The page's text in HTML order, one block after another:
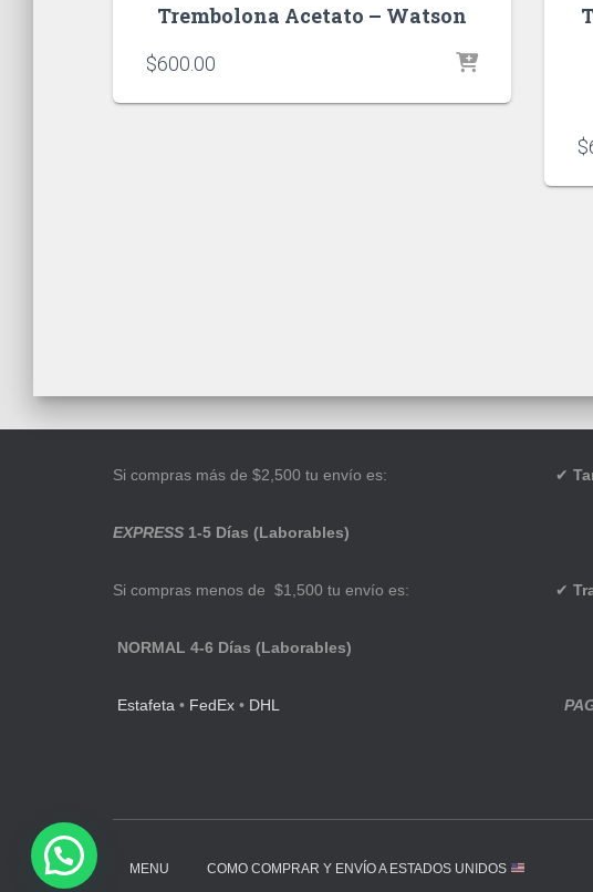
Trembolona Acetato – Watson
$600.00
$
Si compras más de $2,500 tu envío es:
EXPRESS 1-5 Días (Laborables)
Si compras menos de $1,500 tu envío es:
NORMAL 4-6 Días (Laborables)
Estafeta • FedEx • DHL
✔
✔
MENU COMO COMPRAR Y ENVÍO A ESTADOS UNIDOS